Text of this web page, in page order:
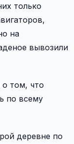
только
на
вывозили
о том, что
по всему
деревне по